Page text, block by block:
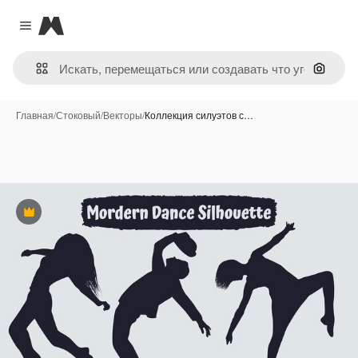
Close menu
Magnific
Поиск
Главная/Стоковый/Векторы/Коллекция силуэтов с…
Премиум